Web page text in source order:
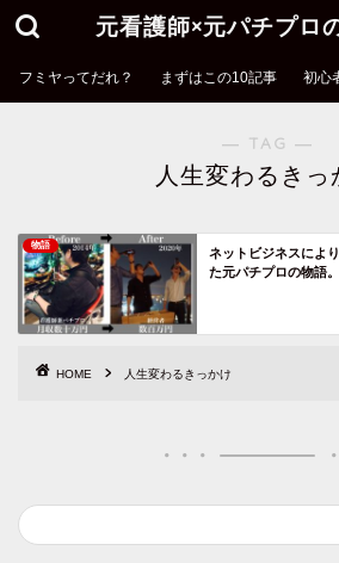
元看護師×元パチプロ
フミヤってだれ？ まずはこの10記事 初心
― TAG ―
人生変わるきっ
物語
ネットビジネスによ
た元パチプロの物語。
HOME 人生変わるきっかけ